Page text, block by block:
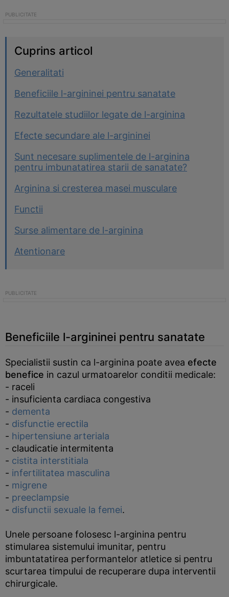
Cuprins articol
Generalitati
Beneficiile l-argininei pentru sanatate
Rezultatele studiilor legate de l-arginina
Efecte secundare ale l-argininei
Sunt necesare suplimentele de l-arginina
pentru imbunatatirea starii de sanatate?
Arginina si cresterea masei musculare
Functii
Surse alimentare de l-arginina
Atentionare
Beneficiile l-argininei pentru sanatate
Specialistii sustin ca l-arginina poate avea efecte
benefice in cazul urmatoarelor conditii medicale:
- raceli
- insuficienta cardiaca congestiva
- dementa
- disfunctie erectila
- hipertensiune arteriala
- claudicatie intermitenta
- cistita interstitiala
- infertilitatea masculina
- migrene
- preeclampsie
- disfunctii sexuale la femei.
Unele persoane folosesc l-arginina pentru
stimularea sistemului imunitar, pentru
imbuntatatirea performantelor atletice si pentru
scurtarea timpului de recuperare dupa interventii
chirurgicale.